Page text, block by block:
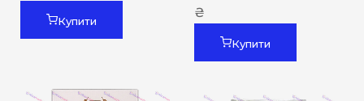
Купити
₴
Купити